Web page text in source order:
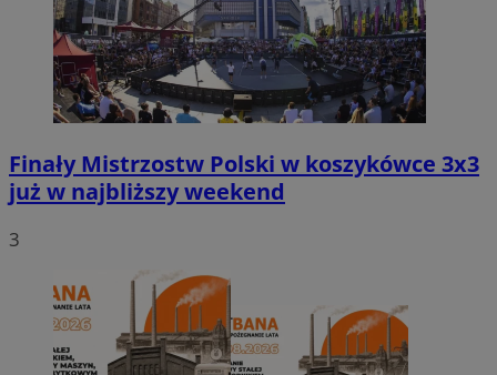
Finały Mistrzostw Polski w koszykówce 3x3
już w najbliższy weekend
3